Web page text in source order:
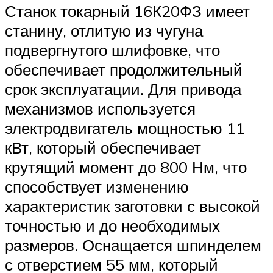
Станок токарный 16К20ФЗ имеет
станину, отлитую из чугуна
подвергнутого шлифовке, что
обеспечивает продолжительный
срок эксплуатации. Для привода
механизмов используется
электродвигатель мощностью 11
кВт, который обеспечивает
крутящий момент до 800 Нм, что
способствует изменению
характеристик заготовки с высокой
точностью и до необходимых
размеров. Оснащается шпинделем
с отверстием 55 мм, который